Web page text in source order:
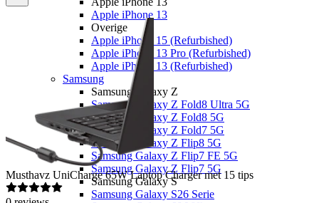
Apple iPhone 13
Overige
Apple iPhone 15 (Refurbished)
Apple iPhone 13 Pro (Refurbished)
Apple iPhone 13 (Refurbished)
Samsung
Samsung Galaxy Z
Samsung Galaxy Z Fold8 Ultra 5G
Samsung Galaxy Z Fold8 5G
Samsung Galaxy Z Fold7 5G
Samsung Galaxy Z Flip8 5G
Samsung Galaxy Z Flip7 FE 5G
Samsung Galaxy Z Flip7 5G
Samsung Galaxy S
Samsung Galaxy S26 Serie
Musthavz UniCharge 65W Laptop Charger met 15 tips